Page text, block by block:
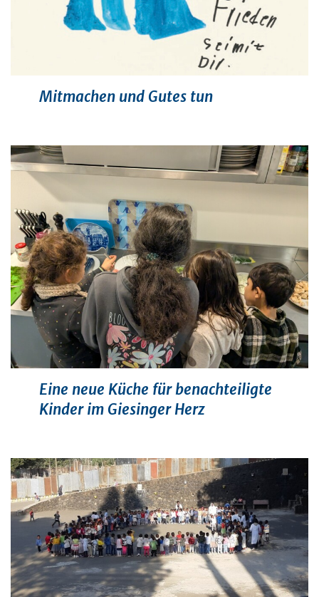
Mitmachen und Gutes tun
Eine neue Küche für benachteiligte
Kinder im Giesinger Herz